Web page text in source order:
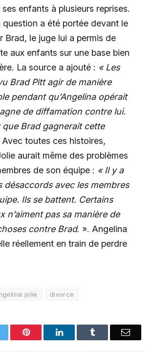
enfants à plusieurs reprises.
question a été portée devant le
Brad, le juge lui a permis de
aux enfants sur une base bien
La source a ajouté : « Les
Brad Pitt agir de manière
pendant qu’Angelina opérait
de diffamation contre lui.
que Brad gagnerait cette
Avec toutes ces histoires,
aurait même des problèmes
de son équipe : « Il y a
désaccords avec les membres
Ils se battent. Certains
n’aiment pas sa manière de
contre Brad. ». Angelina
réellement en train de perdre
jolie divorce
Pinterest LinkedInTumblr Email